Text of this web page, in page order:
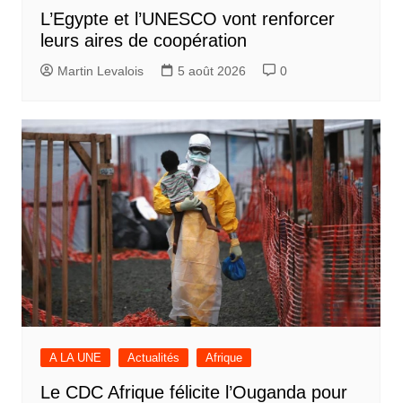
L’Egypte et l’UNESCO vont renforcer
leurs aires de coopération
Martin Levalois 5 août 2026 0
A LA UNE Actualités Afrique
Le CDC Afrique félicite l’Ouganda pour